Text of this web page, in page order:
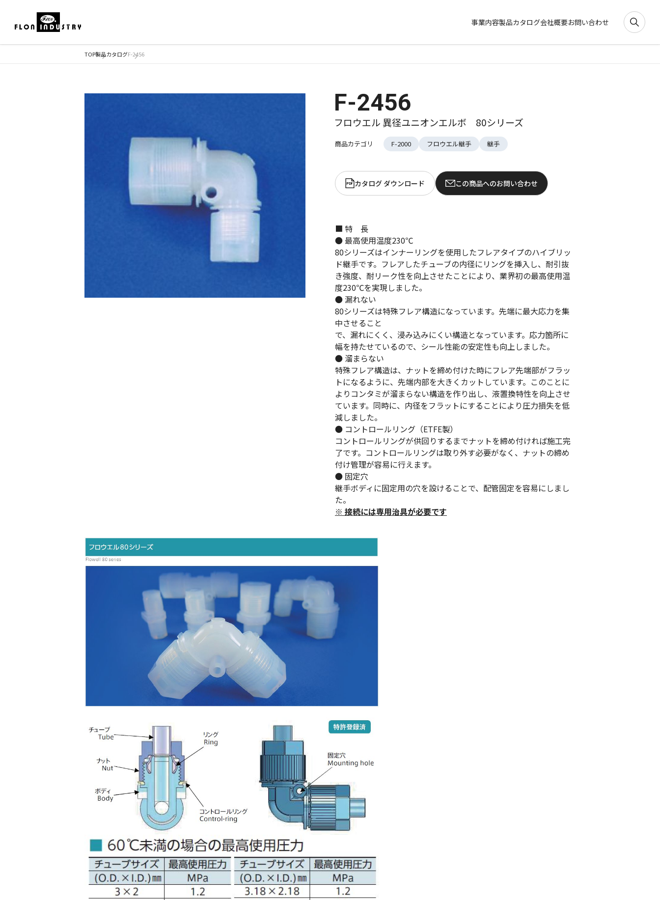
事業内容製品カタログ会社概要お問い合わせ
TOP製品カタログF-2456
F-2456
フロウエル 異径ユニオンエルボ 80シリーズ
商品カテゴリ F-2000 フロウエル継手 継手
PDF カタログ ダウンロード この商品へのお問い合わせ
■ 特 長
● 最高使用温度230℃
80シリーズはインナーリングを使用したフレアタイプのハイブリッ
ド継手です。フレアしたチューブの内径にリングを挿入し、耐引抜
き強度、耐リーク性を向上させたことにより、業界初の最高使用温
度230℃を実現しました。
● 漏れない
80シリーズは特殊フレア構造になっています。先端に最大応力を集
中させること
で、漏れにくく、浸み込みにくい構造となっています。応力箇所に
幅を持たせているので、シール性能の安定性も向上しました。
● 溜まらない
特殊フレア構造は、ナットを締め付けた時にフレア先端部がフラッ
トになるように、先端内部を大きくカットしています。このことに
よりコンタミが溜まらない構造を作り出し、液置換特性を向上させ
ています。同時に、内径をフラットにすることにより圧力損失を低
減しました。
● コントロールリング（ETFE製）
コントロールリングが供回りするまでナットを締め付ければ施工完
了です。コントロールリングは取り外す必要がなく、ナットの締め
付け管理が容易に行えます。
● 固定穴
継手ボディに固定用の穴を設けることで、配管固定を容易にしまし
た。
※ 接続には専用治具が必要です